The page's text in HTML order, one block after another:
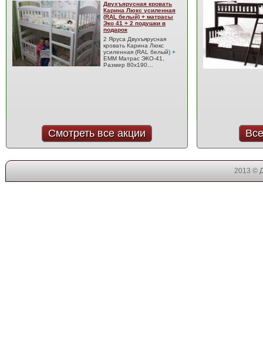
Двухъярусная кровать
Карина Люкс усиленная
(RAL белый) + матрасы
Эко 41 + 2 подушки в
подарок
2 Яруса Двухъярусная
кровать Карина Люкс
усиленная (RAL белый) +
EMM Матрас ЭКО-41,
Размер 80x190…
Смотреть все акции
2013 ©